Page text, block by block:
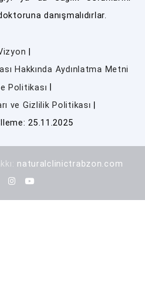
danışmalıdırlar.
Hakkında Aydınlatma Metni
Politikası
ve Gizlilik Politikası
25.11.2025
naturalclinictrabzon.com